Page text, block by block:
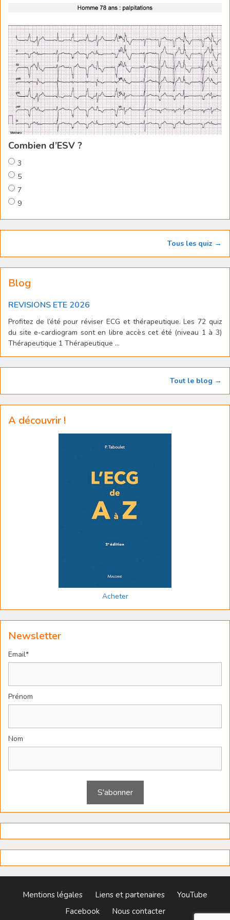
Combien d’ESV ?
3
5
7
9
Tous les quiz →
Blog
REVISIONS ETE 2026
Profitez de l’été pour réviser ECG et thérapeutique. Les 72 quiz
du site e-cardiogram sont en libre accès cet été (niveau 1 à 3)
Thérapeutique 1 Thérapeutique ...
Tout le blog →
A découvrir !
Acheter
Newsletter
Email*
Prénom
Nom
Mentions légales Liens et partenaires
YouTube
Facebook
Nous contacter